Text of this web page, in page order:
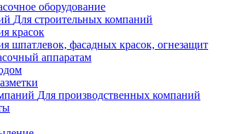
оборудование
Для строительных компаний
красок
шпатлевок, фасадных красок, огнезащит
аппаратам
Для производственных компаний